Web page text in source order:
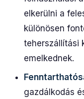
elkerülni a
különösen
teherszállítási
emelkednek.
gazdálkodás